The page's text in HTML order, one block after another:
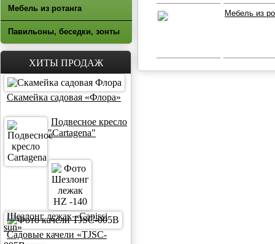
Мебель из ротанга
Павильоны, беседки, зонты
ХИТЫ ПРОДАЖ
Скамейка садовая «Флора»
Подвесное кресло
"Cartagena"
Шезлонг лежак «Capissi
sun»
Садовые качели «TJSC-
Мебель из